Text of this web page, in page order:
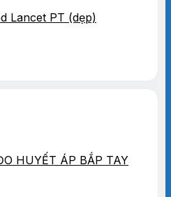
Lancet PT (dẹp)
HUYẾT ÁP BẮP TAY